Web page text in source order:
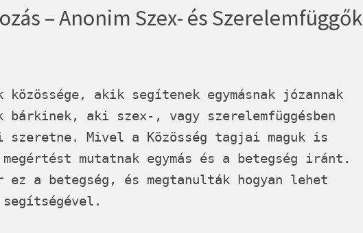
– Anonim Szex- és Szerelemfüggők
akik segítenek egymásnak józannak
bárkinek, aki szex-, vagy szerelemfüggésben
szeretne. Mivel a Közösség tagjai maguk is
mutatnak egymás és a betegség iránt.
a betegség, és megtanulták hogyan lehet